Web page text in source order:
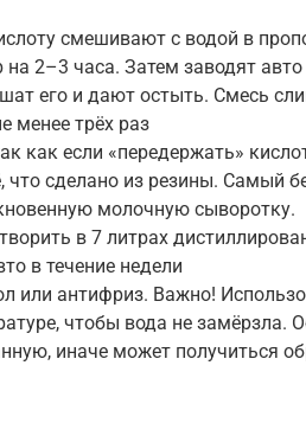
смешивают с водой в
на 2–3 часа. Затем заводят
его и дают остыть. Смесь
менее трёх раз
как если «передержать»
что сделано из резины. Самый
молочную сыворотку.
в 7 литрах
в течение недели
или антифриз. Важно!
чтобы вода не замёрзла.
иначе может получиться